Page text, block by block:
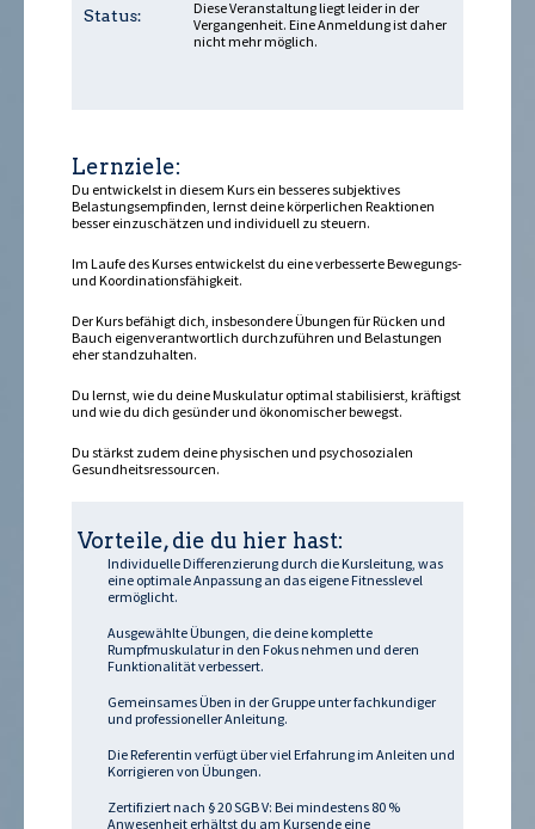
Status:
Diese Veranstaltung liegt leider in der
Vergangenheit. Eine Anmeldung ist daher
nicht mehr möglich.
Lernziele:
Du entwickelst in diesem Kurs ein besseres subjektives
Belastungsempfinden, lernst deine körperlichen Reaktionen
besser einzuschätzen und individuell zu steuern.
Im Laufe des Kurses entwickelst du eine verbesserte Bewegungs-
und Koordinationsfähigkeit.
Der Kurs befähigt dich, insbesondere Übungen für Rücken und
Bauch eigenverantwortlich durchzuführen und Belastungen
eher standzuhalten.
Du lernst, wie du deine Muskulatur optimal stabilisierst, kräftigst
und wie du dich gesünder und ökonomischer bewegst.
Du stärkst zudem deine physischen und psychosozialen
Gesundheitsressourcen.
Vorteile, die du hier hast:
Individuelle Differenzierung durch die Kursleitung, was
eine optimale Anpassung an das eigene Fitnesslevel
ermöglicht.
Ausgewählte Übungen, die deine komplette
Rumpfmuskulatur in den Fokus nehmen und deren
Funktionalität verbessert.
Gemeinsames Üben in der Gruppe unter fachkundiger
und professioneller Anleitung.
Die Referentin verfügt über viel Erfahrung im Anleiten und
Korrigieren von Übungen.
Zertifiziert nach § 20 SGB V: Bei mindestens 80 %
Anwesenheit erhältst du am Kursende eine